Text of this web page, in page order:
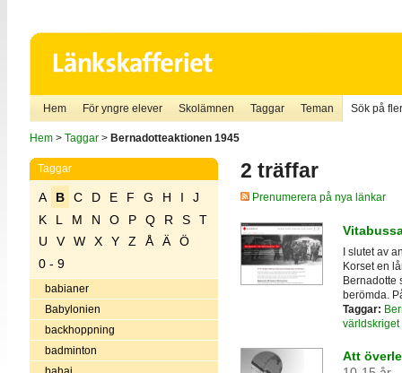
Hem För yngre elever Skolämnen Taggar Teman Sök på
Hem> Taggar> Bernadotteaktionen 1945
Taggar
A B C D E F G H I
J
K
L M N O P Q R S
T
U
V W X Y Z Å Ä
Ö
0 - 9
babianer
Babylonien
backhoppning
badminton
2 träffar
Prenumerera på nya länkar
I slutet av
Korset en
Bernadotte
berömda.
Taggar:
Att